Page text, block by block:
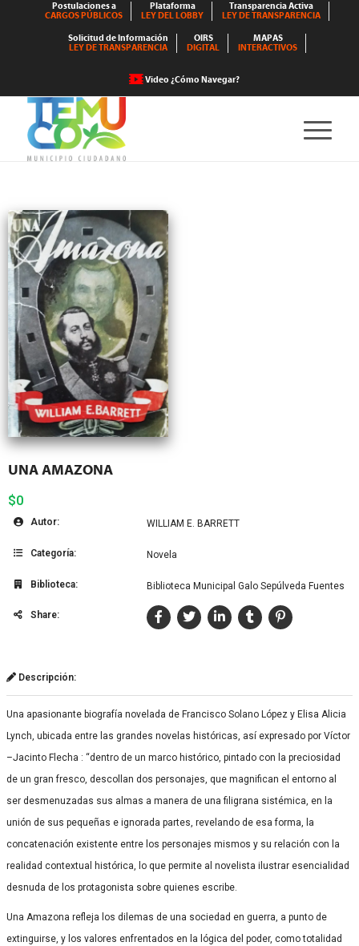
Postulaciones a
CARGOS PÚBLICOS
Plataforma
LEY DEL LOBBY
Transparencia Activa
LEY DE TRANSPARENCIA
Solicitud de Información
LEY DE TRANSPARENCIA
OIRS
DIGITAL
MAPAS
INTERACTIVOS
Video ¿Cómo Navegar?
UNA AMAZONA
$0
Autor: WILLIAM E. BARRETT
Categoría: Novela
Biblioteca: Biblioteca Municipal Galo Sepúlveda Fuentes
Share:
Descripción:
Una apasionante biografía novelada de Francisco Solano López y Elisa Alicia
Lynch, ubicada entre las grandes novelas históricas, así expresado por Víctor
–Jacinto Flecha : “dentro de un marco histórico, pintado con la preciosidad
de un gran fresco, descollan dos personajes, que magnifican el entorno al
ser desmenuzadas sus almas a manera de una filigrana sistémica, en la
unión de sus pequeñas e ignorada partes, revelando de esa forma, la
concatenación existente entre los personajes mismos y su relación con la
realidad contextual histórica, lo que permite al novelista ilustrar esencialidad
desnuda de los protagonista sobre quienes escribe.
Una Amazona refleja los dilemas de una sociedad en guerra, a punto de
extinguirse, y los valores enfrentados en la lógica del poder, como totalidad